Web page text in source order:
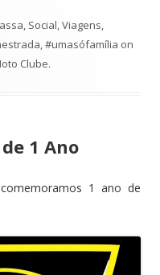
, Social,Viagens,
,#umasófamília on
Clube.
1 Ano
1 ano de